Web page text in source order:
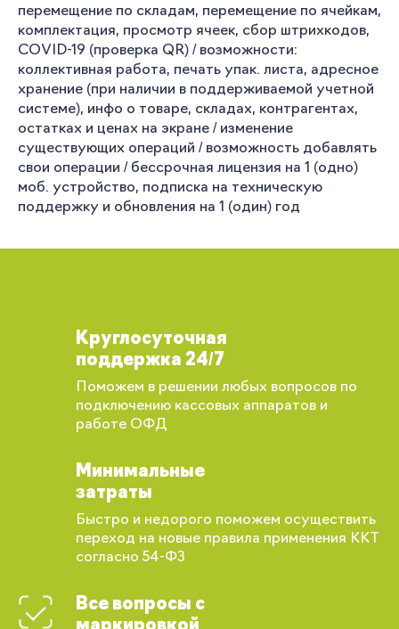
перемещение по складам, перемещение по ячейкам,
комплектация, просмотр ячеек, сбор штрихкодов,
COVID-19 (проверка QR) / возможности:
коллективная работа, печать упак. листа, адресное
хранение (при наличии в поддерживаемой учетной
системе), инфо о товаре, складах, контрагентах,
остатках и ценах на экране / изменение
существующих операций / возможность добавлять
свои операции / бессрочная лицензия на 1 (одно)
моб. устройство, подписка на техническую
поддержку и обновления на 1 (один) год
Круглосуточная
поддержка 24/7
Поможем в решении любых вопросов по
подключению кассовых аппаратов и
работе ОФД
Минимальные
затраты
Быстро и недорого поможем осуществить
переход на новые правила применения ККТ
согласно 54-ФЗ
Все вопросы с